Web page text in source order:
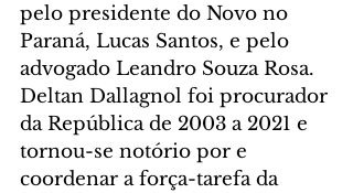
pelo presidente do Novo no
Paraná, Lucas Santos, e pelo
advogado Leandro Souza Rosa.
Deltan Dallagnol foi procurador
da República de 2003 a 2021 e
tornou-se notório por e
coordenar a força-tarefa da